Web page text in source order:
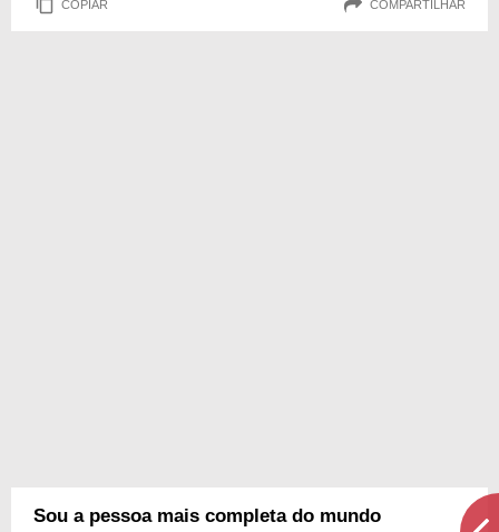
COPIAR COMPARTILHAR
Sou a pessoa mais completa do mundo